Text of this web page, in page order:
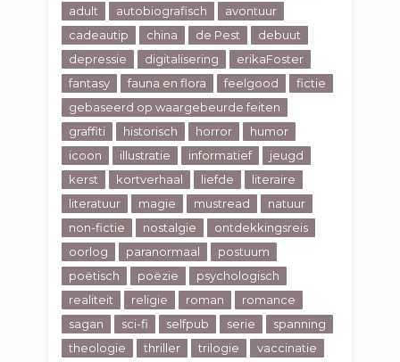
adult
autobiografisch
avontuur
cadeautip
china de Pest
debuut
depressie
digitalisering
erikaFoster
fantasy
fauna en flora feelgood
fictie
gebaseerd op waargebeurde feiten
graffiti
historisch horror
humor
icoon
illustratie informatief
jeugd
kerst
kortverhaal liefde
literaire
literatuur
magie mustread
natuur
non-fictie
nostalgie
ontdekkingsreis
oorlog
paranormaal
postuum
poëtisch
poëzie
psychologisch
realiteit
religie roman
romance
sagan
sci-fi selfpub serie
spanning
theologie
thriller trilogie
vaccinatie